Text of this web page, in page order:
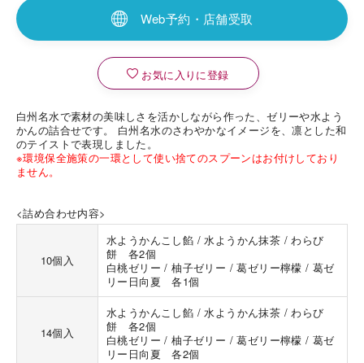
Web予約・店舗受取
お気に入りに登録
白州名水で素材の美味しさを活かしながら作った、ゼリーや水よう
かんの詰合せです。 白州名水のさわやかなイメージを、凛とした和
のテイストで表現しました。
※環境保全施策の一環として使い捨てのスプーンはお付けしており
ません。
<詰め合わせ内容>
10個入
水ようかんこし餡 / 水ようかん抹茶 / わらび
餅 各2個
白桃ゼリー / 柚子ゼリー / 葛ゼリー檸檬 / 葛ゼ
リー日向夏 各1個
14個入
水ようかんこし餡 / 水ようかん抹茶 / わらび
餅 各2個
白桃ゼリー / 柚子ゼリー / 葛ゼリー檸檬 / 葛ゼ
リー日向夏 各2個
岳や末広がりを意味す
やつ時」という意味を込
。雄大な八ヶ岳山麓の自
る、こだわりのスイー
Indonesia
Hong Kong
UAE
Vietnam